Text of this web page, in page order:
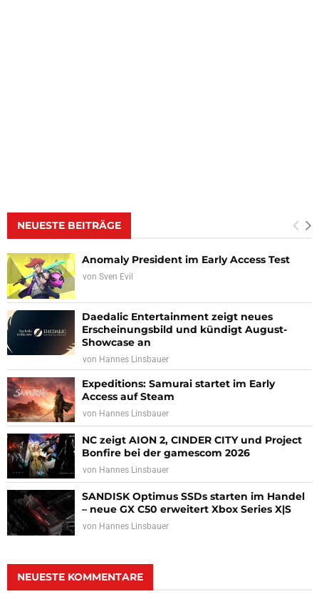
NEUESTE BEITRÄGE
Anomaly President im Early Access Test
von Sven Evil
Daedalic Entertainment zeigt neues
Erscheinungsbild und kündigt August-
Showcase an
von Hannes Linsbauer
Expeditions: Samurai startet im Early
Access auf Steam
von Hannes Linsbauer
NC zeigt AION 2, CINDER CITY und Project
Bonfire bei der gamescom 2026
von Hannes Linsbauer
SANDISK Optimus SSDs starten im Handel
– neue GX C50 erweitert Xbox Series X|S
von Hannes Linsbauer
NEUESTE KOMMENTARE